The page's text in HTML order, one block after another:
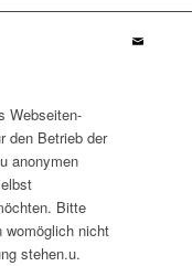
Webseiten-
den Betrieb der
anonymen
Bitte
womöglich nicht
stehen.u.